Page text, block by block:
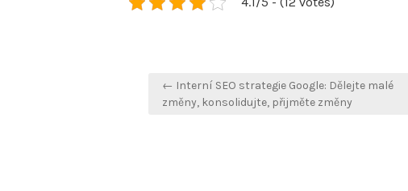
Navigace
pro
← Interní SEO strategie Google: Dělejte malé
změny, konsolidujte, přijměte změny